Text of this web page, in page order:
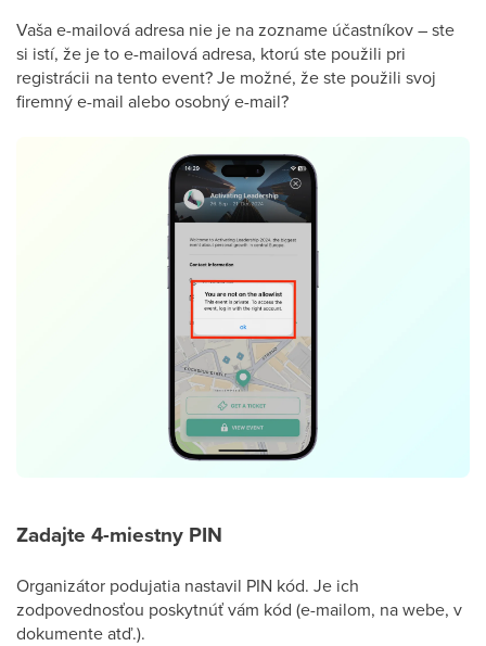
Vaša e-mailová adresa nie je na zozname účastníkov – ste
si istí, že je to e-mailová adresa, ktorú ste použili pri
registrácii na tento event? Je možné, že ste použili svoj
firemný e-mail alebo osobný e-mail?
Zadajte 4-miestny PIN
Organizátor podujatia nastavil PIN kód. Je ich
zodpovednosťou poskytnúť vám kód (e-mailom, na webe, v
dokumente atď.).